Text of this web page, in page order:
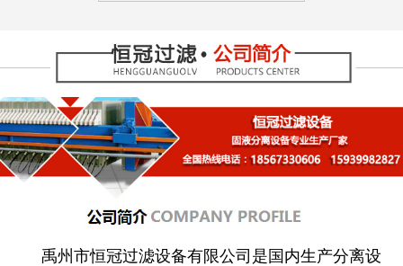
禹州市恒冠过滤设备有限公司是国内生产分离设